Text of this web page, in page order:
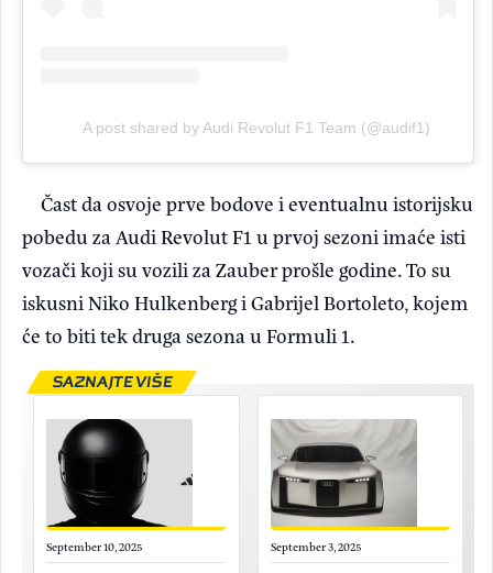
A post shared by Audi Revolut F1 Team (@audif1)
Čast da osvoje prve bodove i eventualnu istorijsku
pobedu za Audi Revolut F1 u prvoj sezoni imaće isti
vozači koji su vozili za Zauber prošle godine. To su
iskusni Niko Hulkenberg i Gabrijel Bortoleto, kojem
će to biti tek druga sezona u Formuli 1.
September 10, 2025 September 3, 2025
SAZNAJTE VIŠE